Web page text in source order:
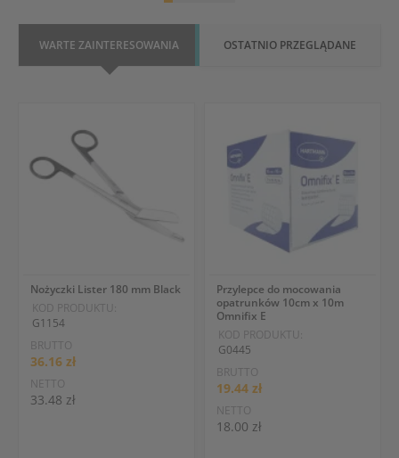
WARTE ZAINTERESOWANIA OSTATNIO PRZEGLĄDANE
Nożyczki Lister 180 mm Black
KOD PRODUKTU:
G1154
BRUTTO
36.16 zł
NETTO
33.48 zł
Przylepce do mocowania
opatrunków 10cm x 10m
Omnifix E
KOD PRODUKTU:
G0445
BRUTTO
19.44 zł
NETTO
18.00 zł